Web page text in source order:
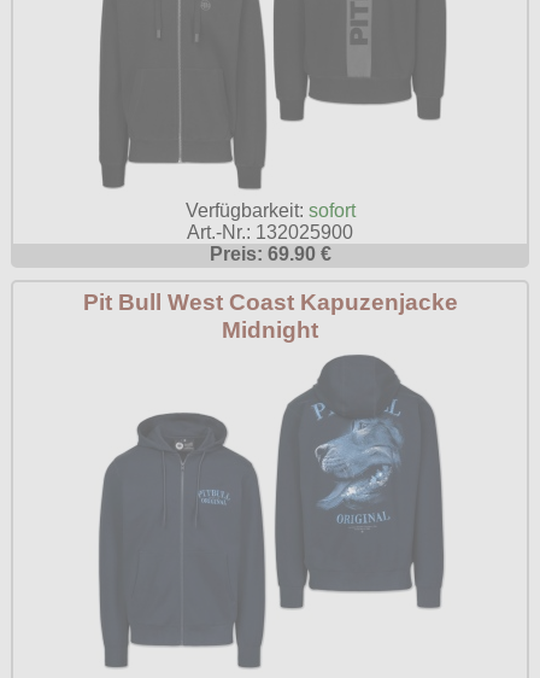
Verfügbarkeit: sofort
Art.-Nr.: 132025900
Preis: 69.90 €
Pit Bull West Coast Kapuzenjacke
Midnight